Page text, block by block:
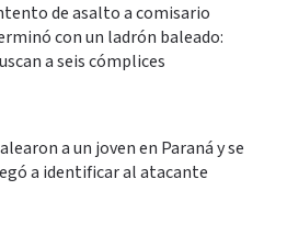
de asalto a comisario
con un ladrón baleado:
a seis cómplices
a un joven en Paraná y se
a identificar al atacante